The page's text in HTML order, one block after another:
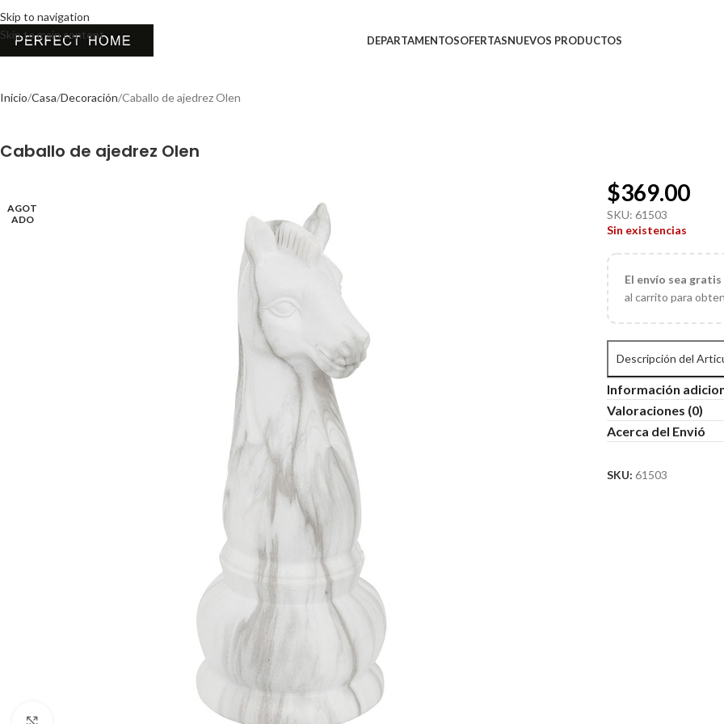
Skip to navigation
Skip to main content
DEPARTAMENTOSOFERTASNUEVOS PRODUCTOS
Inicio Casa Decoración Caballo de ajedrez Olen
Caballo de ajedrez Olen
AGOT
ADO
$369.00
SKU:61503
Sin existencias
El envío sea
al carrito para
Descripción del
Información
Valoraciones (0)
Acerca del Envió
SKU:61503